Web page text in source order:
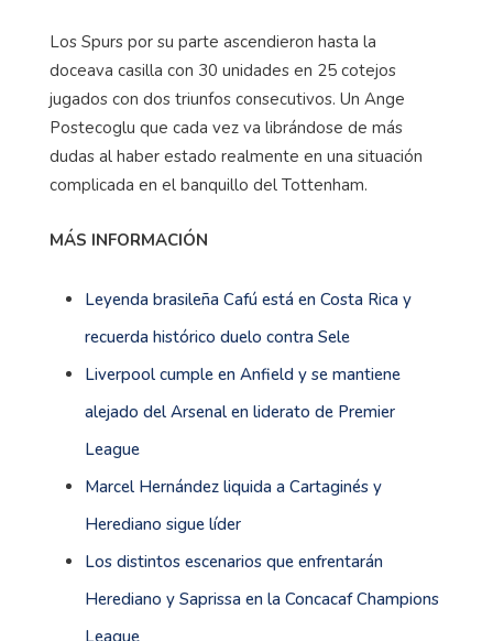
Los Spurs por su parte ascendieron hasta la
doceava casilla con 30 unidades en 25 cotejos
jugados con dos triunfos consecutivos. Un Ange
Postecoglu que cada vez va librándose de más
dudas al haber estado realmente en una situación
complicada en el banquillo del Tottenham.
MÁS INFORMACIÓN
Leyenda brasileña Cafú está en Costa Rica y
recuerda histórico duelo contra Sele
Liverpool cumple en Anfield y se mantiene
alejado del Arsenal en liderato de Premier
League
Marcel Hernández liquida a Cartaginés y
Herediano sigue líder
Los distintos escenarios que enfrentarán
Herediano y Saprissa en la Concacaf Champions